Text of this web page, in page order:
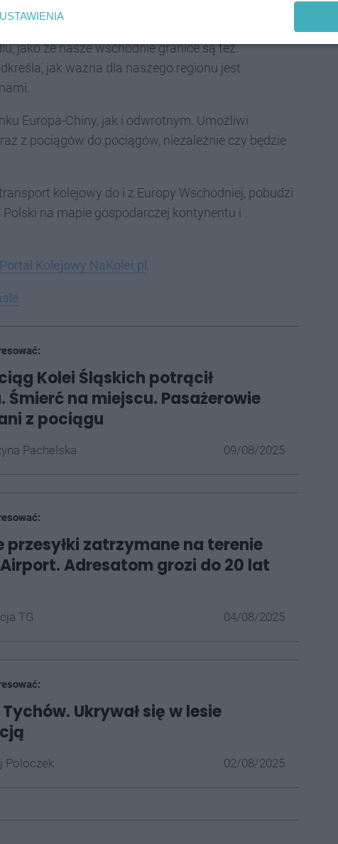
miejscu - u styku Europy i Azji, na granicy Unii
oba kontynenty. Dzięki niemu Polska
jako że nasze wschodnie granice są też
jak ważna dla naszego regionu jest
Europa-Chiny, jak i odwrotnym. Umożliwi
z pociągów do pociągów, niezależnie czy będzie
kolejowy do i z Europy Wschodniej, pobudzi
na mapie gospodarczej kontynentu i
Kolejowy NaKolei.pl
Kolei Śląskich potrącił
Śmierć na miejscu. Pasażerowie
z pociągu
Pachelska 09/08/2025
przesyłki zatrzymane na terenie
Adresatom grozi do 20 lat
TG 04/08/2025
Ukrywał się w lesie
Poloczek 02/08/2025
USTAWIENIA